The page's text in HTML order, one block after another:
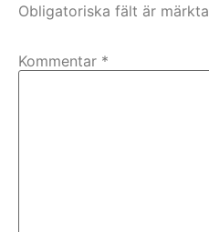
Obligatoriska fält är märkta
Kommentar *